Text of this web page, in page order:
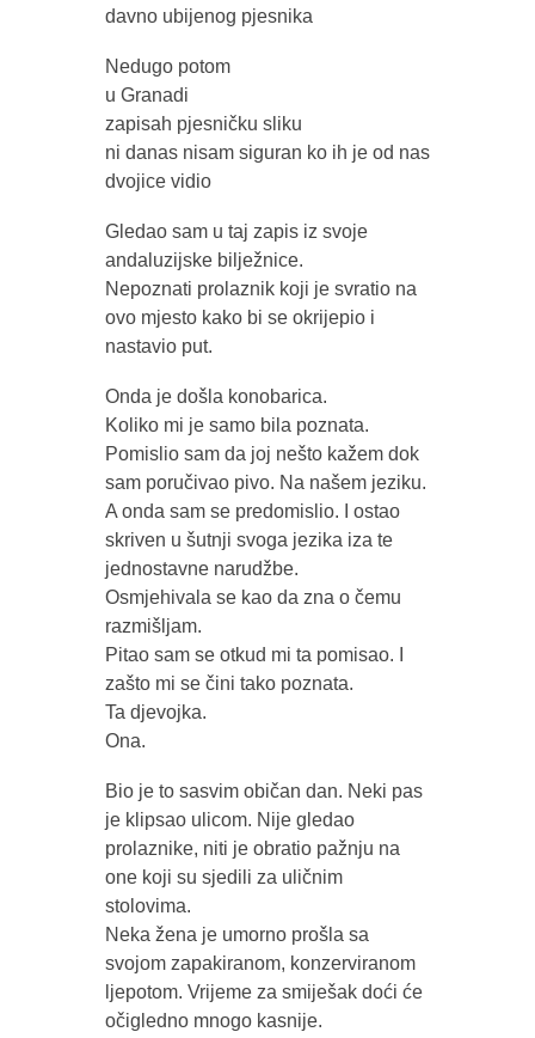
davno ubijenog pjesnika
Nedugo potom
u Granadi
zapisah pjesničku sliku
ni danas nisam siguran ko ih je od nas
dvojice vidio
Gledao sam u taj zapis iz svoje
andaluzijske bilježnice.
Nepoznati prolaznik koji je svratio na
ovo mjesto kako bi se okrijepio i
nastavio put.
Onda je došla konobarica.
Koliko mi je samo bila poznata.
Pomislio sam da joj nešto kažem dok
sam poručivao pivo. Na našem jeziku.
A onda sam se predomislio. I ostao
skriven u šutnji svoga jezika iza te
jednostavne narudžbe.
Osmjehivala se kao da zna o čemu
razmišljam.
Pitao sam se otkud mi ta pomisao. I
zašto mi se čini tako poznata.
Ta djevojka.
Ona.
Bio je to sasvim običan dan. Neki pas
je klipsao ulicom. Nije gledao
prolaznike, niti je obratio pažnju na
one koji su sjedili za uličnim
stolovima.
Neka žena je umorno prošla sa
svojom zapakiranom, konzerviranom
ljepotom. Vrijeme za smiješak doći će
očigledno mnogo kasnije.